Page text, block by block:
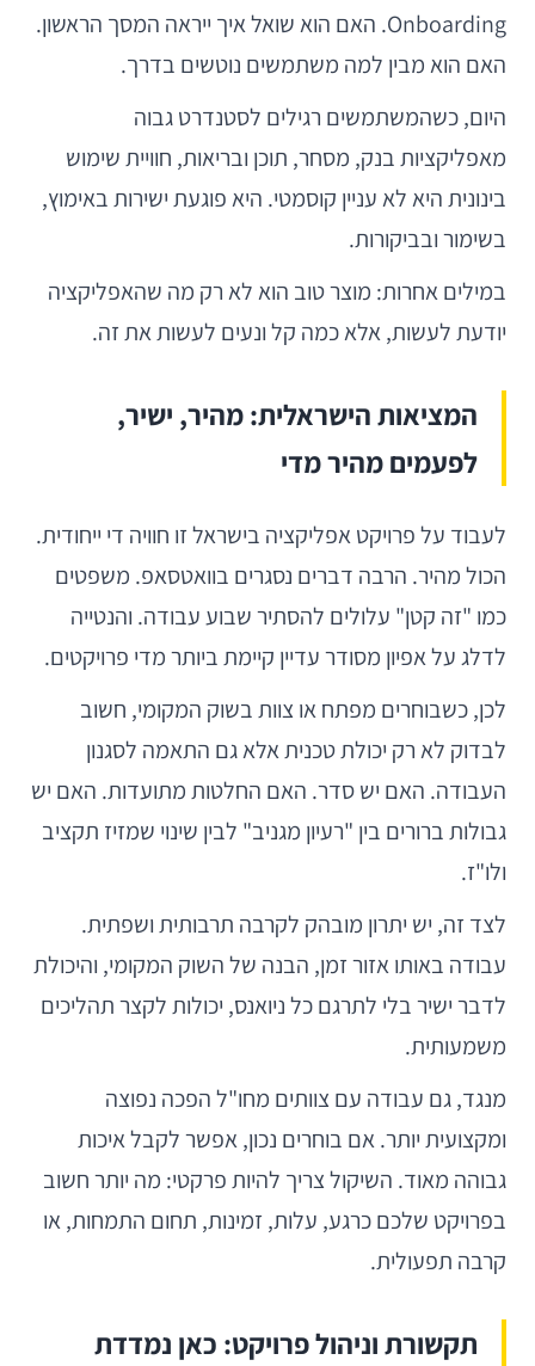
Onboarding. האם הוא שואל איך ייראה המסך הראשון.
האם הוא מבין למה משתמשים נוטשים בדרך.
היום, כשהמשתמשים רגילים לסטנדרט גבוה
מאפליקציות בנק, מסחר, תוכן ובריאות, חוויית שימוש
בינונית היא לא עניין קוסמטי. היא פוגעת ישירות באימוץ,
בשימור ובביקורות.
במילים אחרות: מוצר טוב הוא לא רק מה שהאפליקציה
יודעת לעשות, אלא כמה קל ונעים לעשות את זה.
המציאות הישראלית: מהיר, ישיר,
לפעמים מהיר מדי
לעבוד על פרויקט אפליקציה בישראל זו חוויה די ייחודית.
הכול מהיר. הרבה דברים נסגרים בוואטסאפ. משפטים
כמו "זה קטן" עלולים להסתיר שבוע עבודה. והנטייה
לדלג על אפיון מסודר עדיין קיימת ביותר מדי פרויקטים.
לכן, כשבוחרים מפתח או צוות בשוק המקומי, חשוב
לבדוק לא רק יכולת טכנית אלא גם התאמה לסגנון
העבודה. האם יש סדר. האם החלטות מתועדות. האם יש
גבולות ברורים בין "רעיון מגניב" לבין שינוי שמזיז תקציב
ולו"ז.
לצד זה, יש יתרון מובהק לקרבה תרבותית ושפתית.
עבודה באותו אזור זמן, הבנה של השוק המקומי, והיכולת
לדבר ישיר בלי לתרגם כל ניואנס, יכולות לקצר תהליכים
משמעותית.
מנגד, גם עבודה עם צוותים מחו"ל הפכה נפוצה
ומקצועית יותר. אם בוחרים נכון, אפשר לקבל איכות
גבוהה מאוד. השיקול צריך להיות פרקטי: מה יותר חשוב
בפרויקט שלכם כרגע, עלות, זמינות, תחום התמחות, או
קרבה תפעולית.
תקשורת וניהול פרויקט: כאן נמדדת